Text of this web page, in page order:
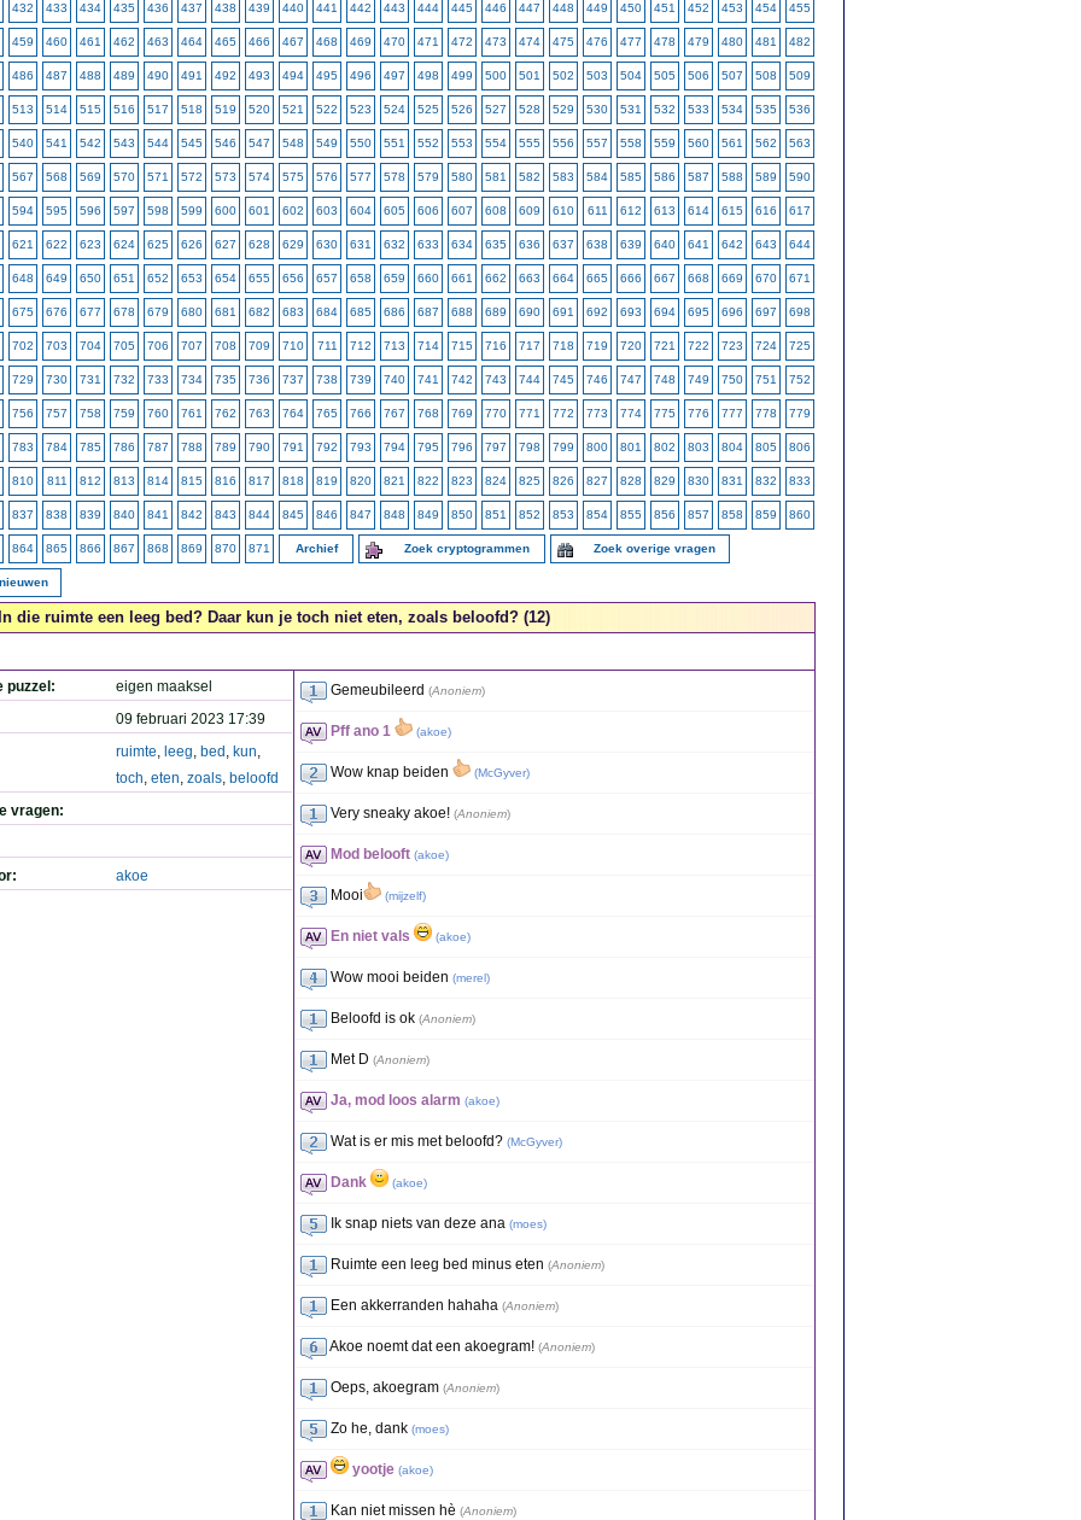
432 433 434 435 436 437 438 439 440 441 442 443 444 445 446 447 448 449 450 451 452 453 454 455
459 460 461 462 463 464 465 466 467 468 469 470 471 472 473 474 475 476 477 478 479 480 481 482
486 487 488 489 490 491 492 493 494 495 496 497 498 499 500 501 502 503 504 505 506 507 508 509
513 514 515 516 517 518 519 520 521 522 523 524 525 526 527 528 529 530 531 532 533 534 535 536
540 541 542 543 544 545 546 547 548 549 550 551 552 553 554 555 556 557 558 559 560 561 562 563
567 568 569 570 571 572 573 574 575 576 577 578 579 580 581 582 583 584 585 586 587 588 589 590
594 595 596 597 598 599 600 601 602 603 604 605 606 607 608 609 610 611 612 613 614 615 616 617
621 622 623 624 625 626 627 628 629 630 631 632 633 634 635 636 637 638 639 640 641 642 643 644
648 649 650 651 652 653 654 655 656 657 658 659 660 661 662 663 664 665 666 667 668 669 670 671
675 676 677 678 679 680 681 682 683 684 685 686 687 688 689 690 691 692 693 694 695 696 697 698
702 703 704 705 706 707 708 709 710 711 712 713 714 715 716 717 718 719 720 721 722 723 724 725
729 730 731 732 733 734 735 736 737 738 739 740 741 742 743 744 745 746 747 748 749 750 751 752
756 757 758 759 760 761 762 763 764 765 766 767 768 769 770 771 772 773 774 775 776 777 778 779
783 784 785 786 787 788 789 790 791 792 793 794 795 796 797 798 799 800 801 802 803 804 805 806
810 811 812 813 814 815 816 817 818 819 820 821 822 823 824 825 826 827 828 829 830 831 832 833
837 838 839 840 841 842 843 844 845 846 847 848 849 850 851 852 853 854 855 856 857 858 859 860
864 865 866 867 868 869 870 871 Archief Zoek cryptogrammen Zoek overige vragen
die ruimte een leeg bed? Daar kun je toch niet eten, zoals beloofd? (12)
puzzel:
eigen maaksel
09 februari 2023 17:39
ruimte, leeg, bed , kun,
toch, eten, zoals, beloofd
vragen:
akoe
Gemeubileerd (Anoniem)
Pff ano 1 (akoe)
Wow knap beiden (McGyver)
Very sneaky akoe! (Anoniem)
Mod belooft (akoe)
Mooi (mijzelf)
En niet vals (akoe)
Wow mooi beiden (merel)
Beloofd is ok (Anoniem)
Met D (Anoniem)
Ja, mod loos alarm (akoe)
Wat is er mis met beloofd? (McGyver)
Dank (akoe)
Ik snap niets van deze ana (moes)
Ruimte een leeg bed minus eten (Anoniem)
Een akkerranden hahaha (Anoniem)
Akoe noemt dat een akoegram! (Anoniem)
Oeps, akoegram (Anoniem)
Zo he, dank (moes)
yootje (akoe)
Kan niet missen hè (Anoniem)